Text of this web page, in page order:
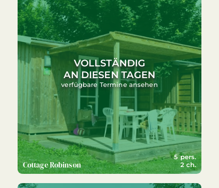
VOLLSTÄNDIG
AN DIESEN TAGEN
verfügbare Termine ansehen
Cottage Robinson
5 pers.
2 ch.